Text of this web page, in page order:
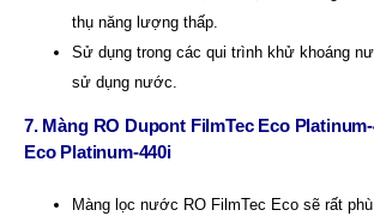
thụ năng lượng thấp.
Sử dụng trong các qui trình khử khoáng
sử dụng nước.
7. Màng RO Dupont FilmTec Eco
Eco Platinum-440i
Màng lọc nước RO FilmTec Eco sẽ rất